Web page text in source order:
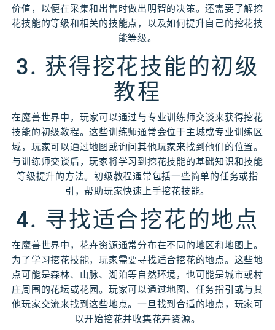
价值，以便在采集和出售时做出明智的决策。还需要了解挖
花技能的等级和相关的技能点，以及如何提升自己的挖花技
能等级。
3. 获得挖花技能的初级
教程
在魔兽世界中，玩家可以通过与专业训练师交谈来获得挖花
技能的初级教程。这些训练师通常会位于主城或专业训练区
域，玩家可以通过地图或询问其他玩家来找到他们的位置。
与训练师交谈后，玩家将学习到挖花技能的基础知识和技能
等级提升的方法。初级教程通常包括一些简单的任务或指
引，帮助玩家快速上手挖花技能。
4. 寻找适合挖花的地点
在魔兽世界中，花卉资源通常分布在不同的地区和地图上。
为了学习挖花技能，玩家需要寻找适合挖花的地点。这些地
点可能是森林、山脉、湖泊等自然环境，也可能是城市或村
庄周围的花坛或花园。玩家可以通过地图、任务指引或与其
他玩家交流来找到这些地点。一旦找到合适的地点，玩家可
以开始挖花并收集花卉资源。